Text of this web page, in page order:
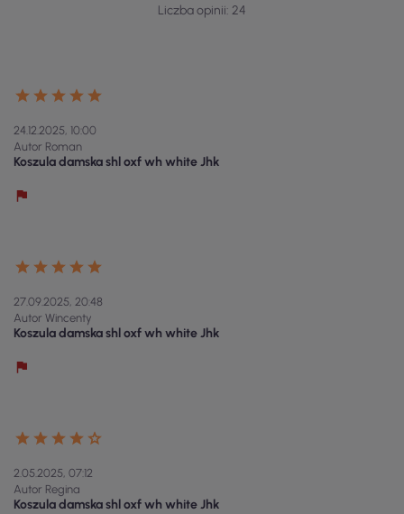
Liczba opinii: 24
24.12.2025, 10:00
Autor Roman
Koszula damska shl oxf wh white Jhk
27.09.2025, 20:48
Autor Wincenty
Koszula damska shl oxf wh white Jhk
2.05.2025, 07:12
Autor Regina
Koszula damska shl oxf wh white Jhk